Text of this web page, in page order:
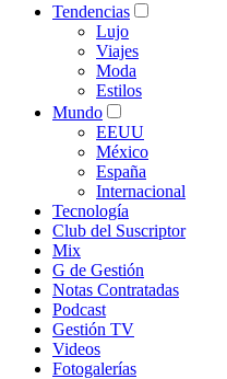
Tendencias
Lujo
Viajes
Moda
Estilos
Mundo
EEUU
México
España
Internacional
Tecnología
Club del Suscriptor
Mix
G de Gestión
Notas Contratadas
Podcast
Gestión TV
Videos
Fotogalerías